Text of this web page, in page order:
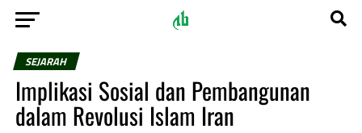
SEJARAH
Implikasi Sosial dan Pembangunan
dalam Revolusi Islam Iran